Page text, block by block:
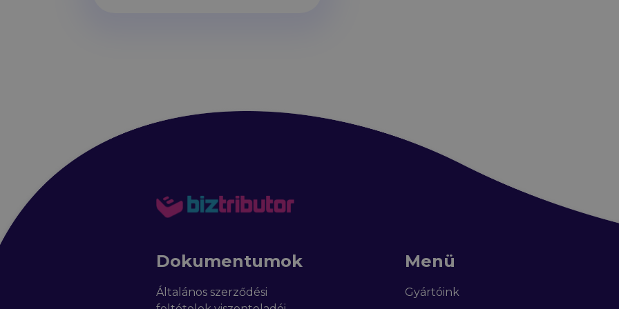
Dokumentumok
Általános szerződési
Menü
Gyártóink